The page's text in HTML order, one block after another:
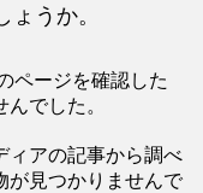
うか。
ページを確認した
でした。
ィアの記事から調べ
が見つかりませんで